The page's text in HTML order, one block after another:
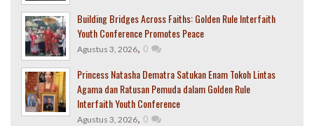
Building Bridges Across Faiths: Golden Rule Interfaith
Youth Conference Promotes Peace
Agustus 3, 2026, 0
Princess Natasha Dematra Satukan Enam Tokoh Lintas
Agama dan Ratusan Pemuda dalam Golden Rule
Interfaith Youth Conference
Agustus 3, 2026, 0